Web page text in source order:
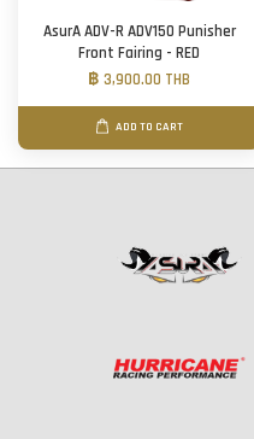
AsurA ADV-R ADV150 Punisher
Front Fairing - RED
฿ 3,900.00 THB
ADD TO CART